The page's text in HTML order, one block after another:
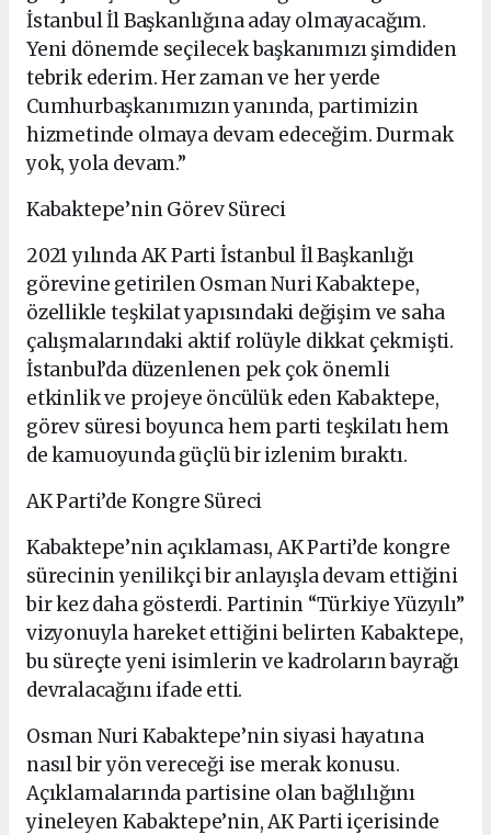
İstanbul İl Başkanlığına aday olmayacağım.
Yeni dönemde seçilecek başkanımızı şimdiden
tebrik ederim. Her zaman ve her yerde
Cumhurbaşkanımızın yanında, partimizin
hizmetinde olmaya devam edeceğim. Durmak
yok, yola devam.”
Kabaktepe’nin Görev Süreci
2021 yılında AK Parti İstanbul İl Başkanlığı
görevine getirilen Osman Nuri Kabaktepe,
özellikle teşkilat yapısındaki değişim ve saha
çalışmalarındaki aktif rolüyle dikkat çekmişti.
İstanbul’da düzenlenen pek çok önemli
etkinlik ve projeye öncülük eden Kabaktepe,
görev süresi boyunca hem parti teşkilatı hem
de kamuoyunda güçlü bir izlenim bıraktı.
AK Parti’de Kongre Süreci
Kabaktepe’nin açıklaması, AK Parti’de kongre
sürecinin yenilikçi bir anlayışla devam ettiğini
bir kez daha gösterdi. Partinin “Türkiye Yüzyılı”
vizyonuyla hareket ettiğini belirten Kabaktepe,
bu süreçte yeni isimlerin ve kadroların bayrağı
devralacağını ifade etti.
Osman Nuri Kabaktepe’nin siyasi hayatına
nasıl bir yön vereceği ise merak konusu.
Açıklamalarında partisine olan bağlılığını
yineleyen Kabaktepe’nin, AK Parti içerisinde